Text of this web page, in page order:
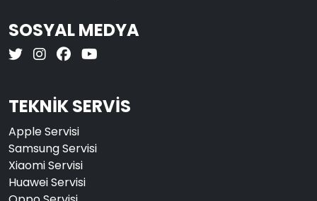
SOSYAL MEDYA
TEKNİK SERVİS
Apple Servisi
Samsung Servisi
Xiaomi Servisi
Huawei Servisi